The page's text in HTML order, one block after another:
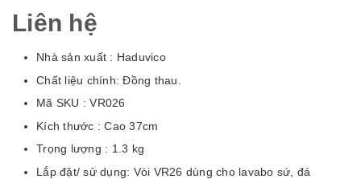
Liên hệ
Nhà sản xuất : Haduvico
Chất liệu chính: Đồng thau.
Mã SKU : VR026
Kích thước : Cao 37cm
Trọng lượng : 1.3 kg
Lắp đặt/ sử dụng: Vòi VR26 dùng cho lavabo sứ, đá